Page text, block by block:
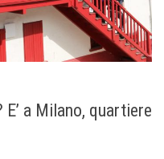
a Milano, quartiere